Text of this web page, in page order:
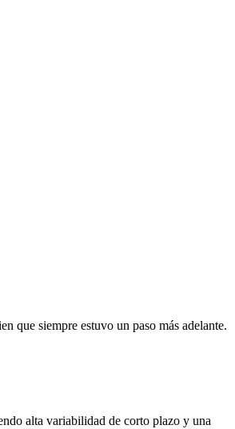
que siempre estuvo un paso más adelante.
alta variabilidad de corto plazo y una